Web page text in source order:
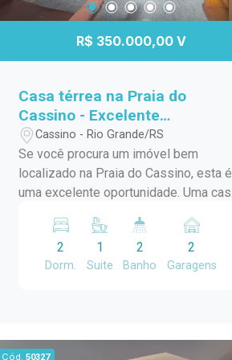
R$ 350.000,00 V
Casa térrea na Praia do
Cassino - Excelente
localização e ótimo custo-
benefício.
Cassino - Rio Grande/RS
Se você procura um imóvel bem
localizado na Praia do Cassino, esta é
uma excelente oportunidade. Uma casa
um excelente valor para quem deseja
morar ou investir em uma das praias
mais procuradas do Rio Grande do Sul.
toda a família. O pátio oferece um
2
Dorm.
1
Suite
2
Banho
2
Garagens
Cód. 50327